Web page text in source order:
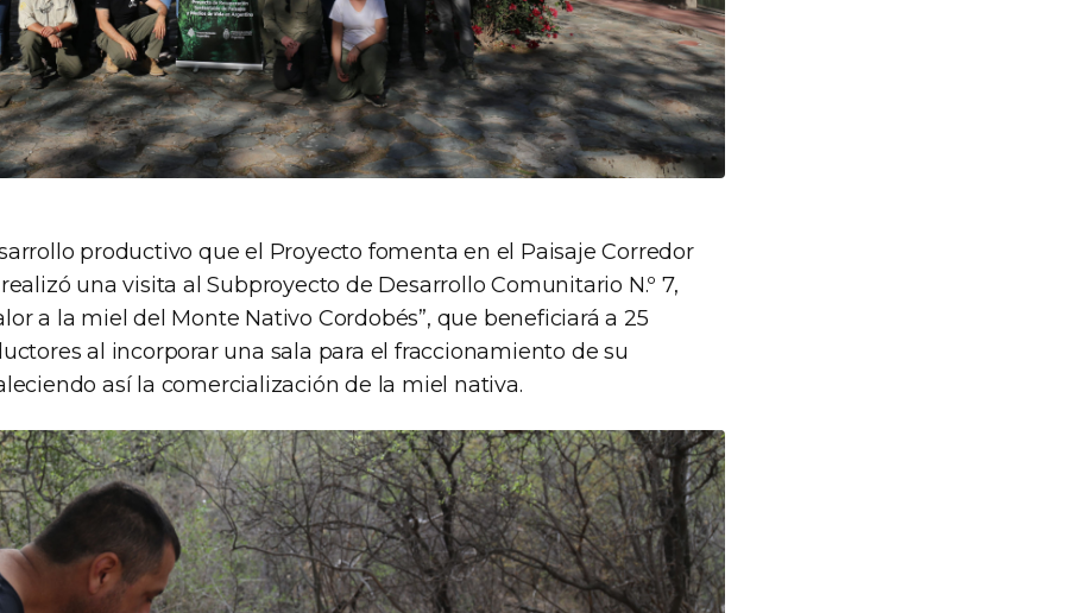
productivo que el Proyecto fomenta en el Paisaje Corredor
una visita al Subproyecto de Desarrollo Comunitario N.º 7,
a la miel del Monte Nativo Cordobés”, que beneficiará a 25
al incorporar una sala para el fraccionamiento de su
así la comercialización de la miel nativa.